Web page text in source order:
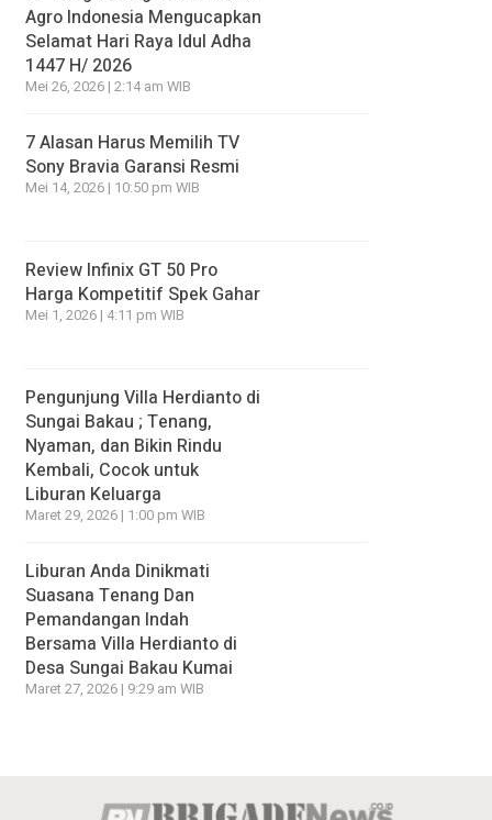
Agro Indonesia Mengucapkan
Selamat Hari Raya Idul Adha
1447 H/ 2026
Mei 26, 2026 | 2:14 am WIB
7 Alasan Harus Memilih TV
Sony Bravia Garansi Resmi
Mei 14, 2026 | 10:50 pm WIB
Review Infinix GT 50 Pro
Harga Kompetitif Spek Gahar
Mei 1, 2026 | 4:11 pm WIB
Pengunjung Villa Herdianto di
Sungai Bakau ; Tenang,
Nyaman, dan Bikin Rindu
Kembali, Cocok untuk
Liburan Keluarga
Maret 29, 2026 | 1:00 pm WIB
Liburan Anda Dinikmati
Suasana Tenang Dan
Pemandangan Indah
Bersama Villa Herdianto di
Desa Sungai Bakau Kumai
Maret 27, 2026 | 9:29 am WIB